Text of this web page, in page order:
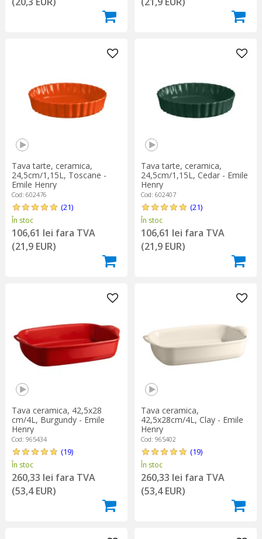
Tava tarte, ceramica,
24,5cm/1,15L, Toscane -
Emile Henry
Cod: 602476
(21)
În stoc
106,61 lei fara TVA
(21,9 EUR)
Tava tarte, ceramica,
24,5cm/1,15L, Cedar - Emile
Henry
Cod: 602407
(21)
În stoc
106,61 lei fara TVA
(21,9 EUR)
Tava ceramica, 42,5x28
cm/4L, Burgundy - Emile
Henry
Cod: 965434
(19)
În stoc
260,33 lei fara TVA
(53,4 EUR)
Tava ceramica,
42,5x28cm/4L, Clay - Emile
Henry
Cod: 965402
(19)
În stoc
260,33 lei fara TVA
(53,4 EUR)